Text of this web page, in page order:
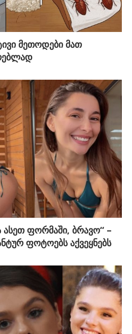
მეთოდები მათ
ფორმაში, ბრავო“ –
ფოტოებს აქვეყნებს